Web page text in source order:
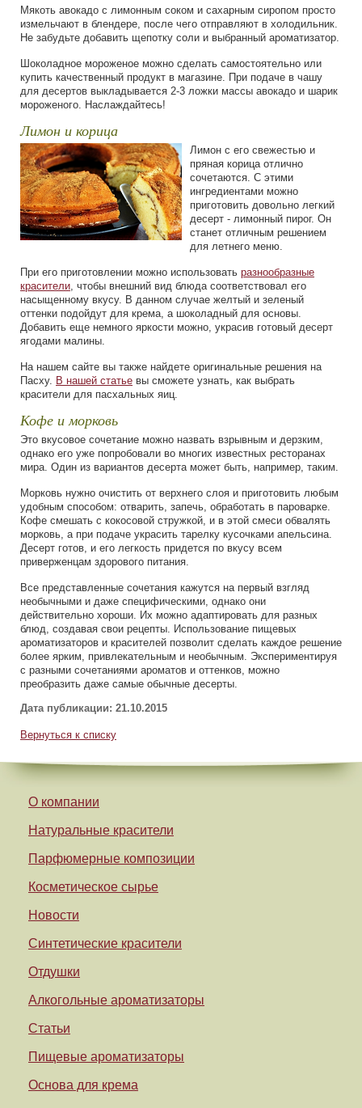
Мякоть авокадо с лимонным соком и сахарным сиропом просто
измельчают в блендере, после чего отправляют в холодильник.
Не забудьте добавить щепотку соли и выбранный ароматизатор.
Шоколадное мороженое можно сделать самостоятельно или
купить качественный продукт в магазине. При подаче в чашу
для десертов выкладывается 2-3 ложки массы авокадо и шарик
мороженого. Наслаждайтесь!
Лимон и корица
Лимон с его свежестью и
пряная корица отлично
сочетаются. С этими
ингредиентами можно
приготовить довольно легкий
десерт - лимонный пирог. Он
станет отличным решением
для летнего меню.
При его приготовлении можно использовать разнообразные
красители , чтобы внешний вид блюда соответствовал его
насыщенному вкусу. В данном случае желтый и зеленый
оттенки подойдут для крема, а шоколадный для основы.
Добавить еще немного яркости можно, украсив готовый десерт
ягодами малины.
На нашем сайте вы также найдете оригинальные решения на
Пасху. В нашей статье вы сможете узнать, как выбрать
красители для пасхальных яиц.
Кофе и морковь
Это вкусовое сочетание можно назвать взрывным и дерзким,
однако его уже попробовали во многих известных ресторанах
мира. Один из вариантов десерта может быть, например, таким.
Морковь нужно очистить от верхнего слоя и приготовить любым
удобным способом: отварить, запечь, обработать в пароварке.
Кофе смешать с кокосовой стружкой, и в этой смеси обвалять
морковь, а при подаче украсить тарелку кусочками апельсина.
Десерт готов, и его легкость придется по вкусу всем
приверженцам здорового питания.
Все представленные сочетания кажутся на первый взгляд
необычными и даже специфическими, однако они
действительно хороши. Их можно адаптировать для разных
блюд, создавая свои рецепты. Использование пищевых
ароматизаторов и красителей позволит сделать каждое решение
более ярким, привлекательным и необычным. Экспериментируя
с разными сочетаниями ароматов и оттенков, можно
преобразить даже самые обычные десерты.
Дата публикации: 21.10.2015
Вернуться к списку
О компании
Натуральные красители
Парфюмерные композиции
Косметическое сырье
Новости
Синтетические красители
Отдушки
Алкогольные ароматизаторы
Статьи
Пищевые ароматизаторы
Основа для крема